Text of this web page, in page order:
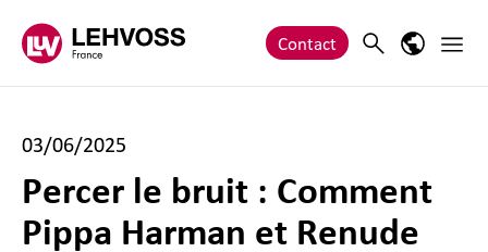
Contact Search Main
03/06/2025
Percer le bruit : Comment
Pippa Harman et Renude